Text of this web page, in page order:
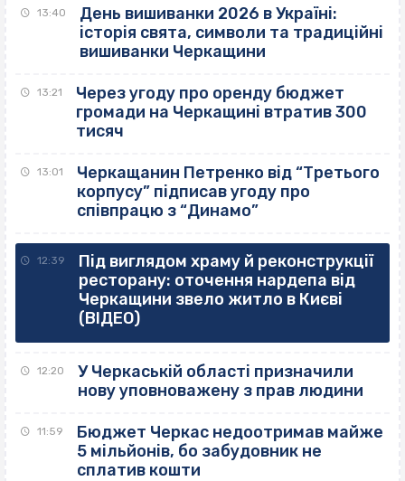
13:40
День вишиванки 2026 в Україні:
історія свята, символи та традиційні
вишиванки Черкащини
13:21
Через угоду про оренду бюджет
громади на Черкащині втратив 300
тисяч
13:01
Черкащанин Петренко від “Третього
корпусу” підписав угоду про
співпрацю з “Динамо”
12:39
Під виглядом храму й реконструкції
ресторану: оточення нардепа від
Черкащини звело житло в Києві
(ВІДЕО)
12:20
У Черкаській області призначили
нову уповноважену з прав людини
11:59
Бюджет Черкас недоотримав майже
5 мільйонів, бо забудовник не
сплатив кошти